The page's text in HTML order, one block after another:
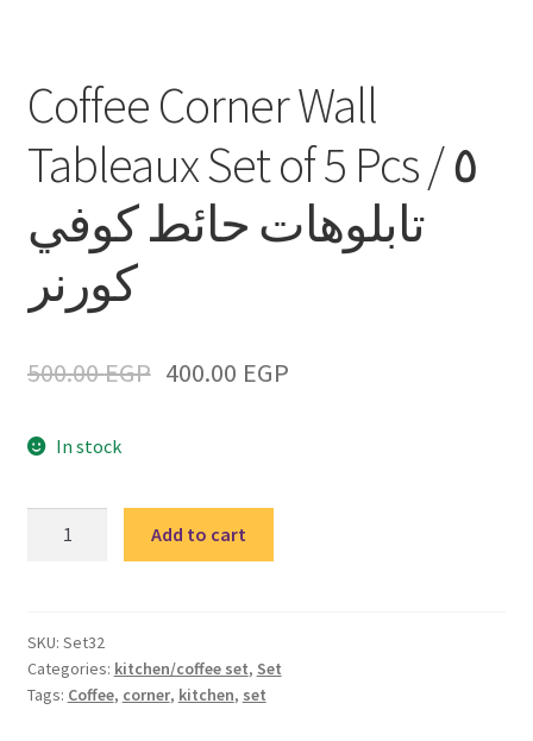
Coffee Corner Wall
Tableaux Set of 5 Pcs / ٥
تابلوهات حائط كوفي
كورنر
500.00EGP 400.00 EGP
In stock
Set
of
5
Add to cart
SKU: Set32
Categories: kitchen/coffee set, Set
Tags: Coffee, corner, kitchen, set